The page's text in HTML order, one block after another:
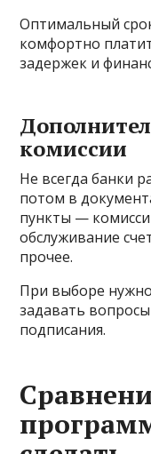
Оптимальный
комфортно
задержек и
комиссии
Не всегда банки
потом в
пункты —
обслуживание
прочее.
При выборе
задавать
подписания.